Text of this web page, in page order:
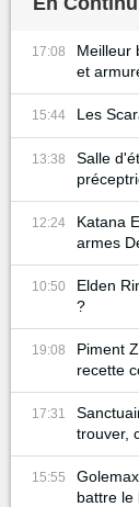
17:08
Meilleur
et
15:44 Les
13:38
Salle
12:24
Katana
armes
10:50
Elden
?
19:08
Piment
recette
17:31
trouver,
15:55
battre le